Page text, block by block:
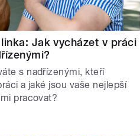
Jak vycházet v práci
s nadřízenými, kteří
a jaké jsou vaše nejlepší
pracovat?